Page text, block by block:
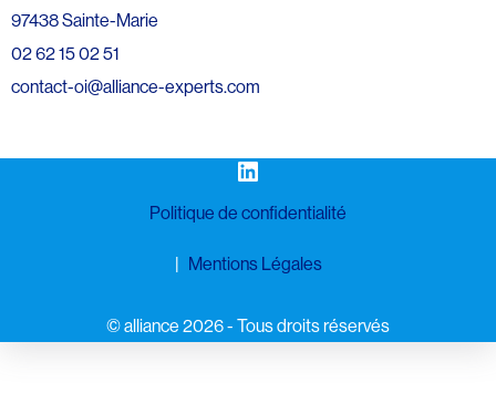
97438 Sainte-Marie
02 62 15 02 51
contact-oi@alliance-experts.com
LinkedIn
Politique de confidentialité
Mentions Légales
©️ alliance 2026 - Tous droits réservés